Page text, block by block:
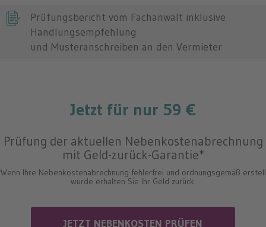
Prüfungsbericht vom Fachanwalt inklusive
Handlungsempfehlung
und Musteranschreiben an den Vermieter
Jetzt für nur 59 €
Prüfung der aktuellen Nebenkostenabrechnung
mit Geld-zurück-Garantie*
Ihre Nebenkostenabrechnung fehlerfrei und ordnungsgemäß
wurde erhalten Sie Ihr Geld zurück.
JETZT NEBENKOSTEN PRÜFEN